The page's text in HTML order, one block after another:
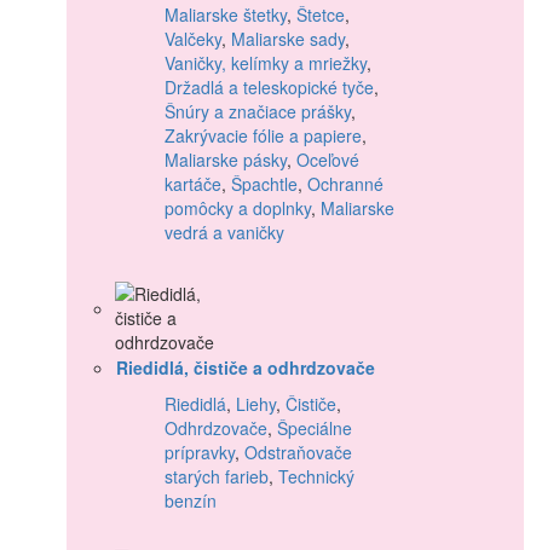
Maliarske štetky, Štetce,
Valčeky, Maliarske sady,
Vaničky, kelímky a mriežky,
Držadlá a teleskopické tyče,
Šnúry a značiace prášky,
Zakrývacie fólie a papiere,
Maliarske pásky, Oceľové
kartáče, Špachtle, Ochranné
pomôcky a doplnky, Maliarske
vedrá a vaničky
Riedidlá, čističe a odhrdzovače
Riedidlá, Liehy, Čističe,
Odhrdzovače, Špeciálne
prípravky, Odstraňovače
starých farieb, Technický
benzín